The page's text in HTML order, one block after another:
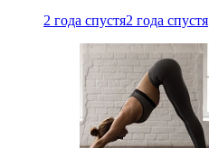
2 года спустя2 года спустя